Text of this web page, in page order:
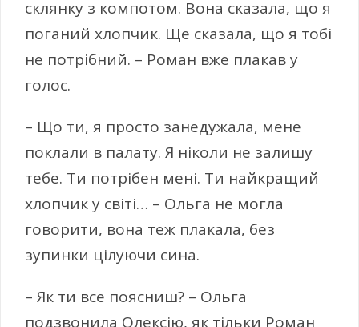
склянку з компотом. Вона сказала, що я
поганий хлопчик. Ще сказала, що я тобі
не потрібний. – Роман вже плакав у
голос.
– Що ти, я просто занедужала, мене
поклали в палату. Я ніколи не залишу
тебе. Ти потрібен мені. Ти найкращий
хлопчик у світі… – Ольга не могла
говорити, вона теж плакала, без
зупинки цілуючи сина.
– Як ти все поясниш? – Ольга
подзвонила Олексію, як тільки Роман